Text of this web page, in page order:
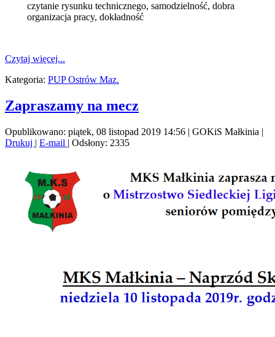
czytanie rysunku technicznego, samodzielność, dobra
organizacja pracy, dokładność
Czytaj więcej...
Kategoria: PUP Ostrów Maz.
Zapraszamy na mecz
Opublikowano: piątek, 08 listopad 2019 14:56 | GOKiS Małkinia |
Drukuj | E-mail | Odsłony: 2335